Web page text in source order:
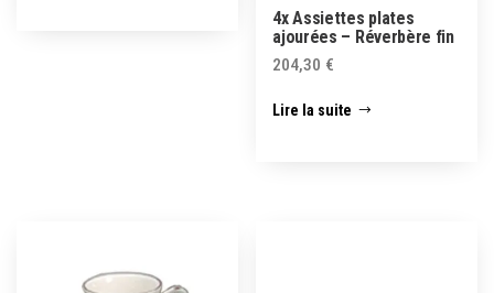
4x Assiettes plates
ajourées – Réverbère fin
204,30 €
Lire la suite